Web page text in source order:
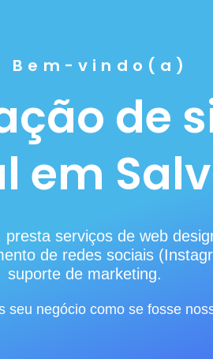
Bem-vindo(a)
de
em
serviços de web
de redes sociais
suporte de marketing.
seu negócio como se fosse